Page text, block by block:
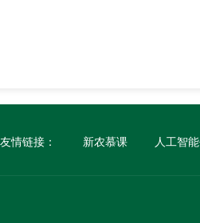
友情链接： 新农慕课 人工智